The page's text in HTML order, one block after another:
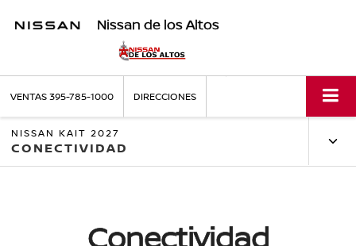
Nissan de los Altos
VENTAS395-785-1000 DIRECCIONES
NISSAN KAIT 2027
CONECTIVIDAD
Conectividad